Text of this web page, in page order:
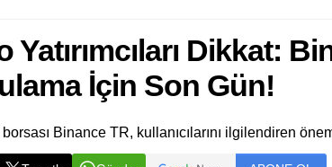
Yatırımcıları Dikkat:
İçin Son Gün!
Binance TR, kullanıcılarını ilgilendiren